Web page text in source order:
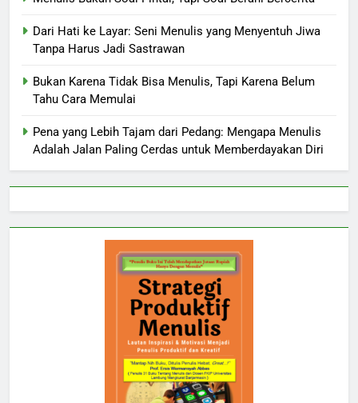
Dari Hati ke Layar: Seni Menulis yang Menyentuh Jiwa
Tanpa Harus Jadi Sastrawan
Bukan Karena Tidak Bisa Menulis, Tapi Karena Belum
Tahu Cara Memulai
Pena yang Lebih Tajam dari Pedang: Mengapa Menulis
Adalah Jalan Paling Cerdas untuk Memberdayakan Diri